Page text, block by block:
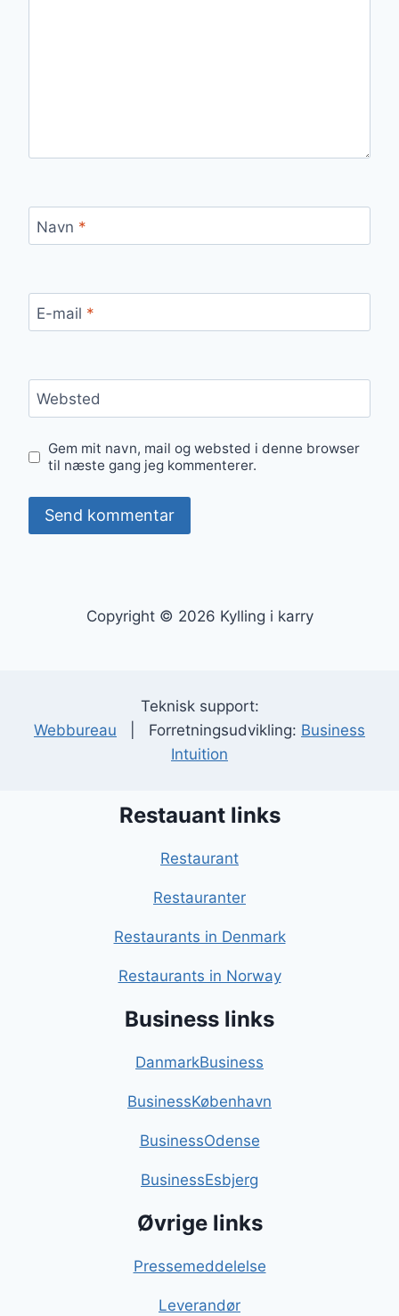
Navn *
E-mail *
Websted
Gem mit navn, mail og websted i denne browser
til næste gang jeg kommenterer.
Copyright © 2026 Kylling i karry
Teknisk support:
Webbureau | Forretningsudvikling: Business
Intuition
Restauant links
Restaurant
Restauranter
Restaurants in Denmark
Restaurants in Norway
Business links
DanmarkBusiness
BusinessKøbenhavn
BusinessOdense
BusinessEsbjerg
Øvrige links
Pressemeddelelse
Leverandør